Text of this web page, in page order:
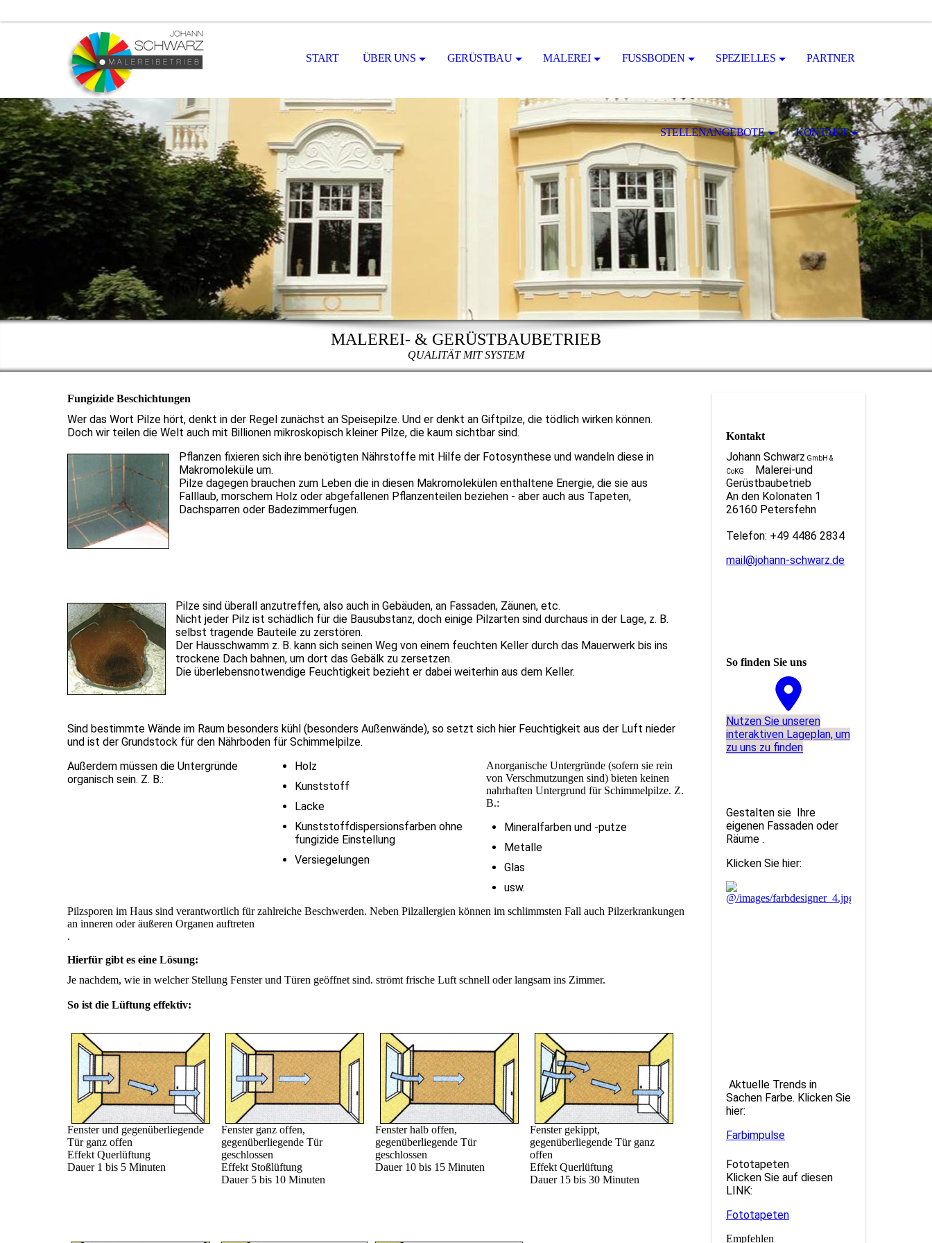
START ÜBER UNS GERÜSTBAU MALEREI FUSSBODEN SPEZIELLES PARTNER
STELLENANGEBOTE KONTAKT
MALEREI- & GERÜSTBAUBETRIEB
QUALITÄT MIT SYSTEM
Fungizide Beschichtungen
Wer das Wort Pilze hört, denkt in der Regel zunächst an Speisepilze. Und er denkt an Giftpilze, die tödlich wirken können.
Doch wir teilen die Welt auch mit Billionen mikroskopisch kleiner Pilze, die kaum sichtbar sind.
Pflanzen fixieren sich ihre benötigten Nährstoffe mit Hilfe der Fotosynthese und wandeln diese in
Makromoleküle um.
Pilze dagegen brauchen zum Leben die in diesen Makromolekülen enthaltene Energie, die sie aus
Falllaub, morschem Holz oder abgefallenen Pflanzenteilen beziehen - aber auch aus Tapeten,
Dachsparren oder Badezimmerfugen.
Pilze sind überall anzutreffen, also auch in Gebäuden, an Fassaden, Zäunen, etc.
Nicht jeder Pilz ist schädlich für die Bausubstanz, doch einige Pilzarten sind durchaus in der Lage, z. B.
selbst tragende Bauteile zu zerstören.
Der Hausschwamm z. B. kann sich seinen Weg von einem feuchten Keller durch das Mauerwerk bis ins
trockene Dach bahnen, um dort das Gebälk zu zersetzen.
Die überlebensnotwendige Feuchtigkeit bezieht er dabei weiterhin aus dem Keller.
Sind bestimmte Wände im Raum besonders kühl (besonders Außenwände), so setzt sich hier Feuchtigkeit aus der Luft nieder
und ist der Grundstock für den Nährboden für Schimmelpilze.
Außerdem müssen die Untergründe
organisch sein. Z. B.:
Holz
Kunststoff
Lacke
Kunststoffdispersionsfarben ohne
fungizide Einstellung
Versiegelungen
Anorganische Untergründe (sofern sie rein
von Verschmutzungen sind) bieten keinen
nahrhaften Untergrund für Schimmelpilze. Z.
B.:
Mineralfarben und -putze
Metalle
Glas
usw.
Pilzsporen im Haus sind verantwortlich für zahlreiche Beschwerden. Neben Pilzallergien können im schlimmsten Fall auch Pilzerkrankungen
an inneren oder äußeren Organen auftreten
.
Hierfür gibt es eine Lösung:
Je nachdem, wie in welcher Stellung Fenster und Türen geöffnet sind. strömt frische Luft schnell oder langsam ins Zimmer.
So ist die Lüftung effektiv:
Fenster und gegenüberliegende
Tür ganz offen
Effekt Querlüftung
Dauer 1 bis 5 Minuten
Fenster ganz offen,
gegenüberliegende Tür
geschlossen
Effekt Stoßlüftung
Dauer 5 bis 10 Minuten
Fenster halb offen,
gegenüberliegende Tür
geschlossen
Dauer 10 bis 15 Minuten
Fenster gekippt,
gegenüberliegende Tür ganz
offen
Effekt Querlüftung
Dauer 15 bis 30 Minuten
Kontakt
Johann Schwarz GmbH &
CoKG
Malerei-und
Gerüstbaubetrieb
An den Kolonaten 1
26160 Petersfehn
Telefon: +49 4486 2834
mail@johann-schwarz.de
So finden Sie uns
Nutzen Sie unseren
interaktiven La­ge­plan, um
zu uns zu finden
Gestalten sie Ihre
eigenen Fassaden oder
Räume .
Klicken Sie hier:
Aktuelle Trends in
Sachen Farbe. Klicken Sie
hier:
Farbimpulse
Fototapeten
Klicken Sie auf diesen
LINK:
Fototapeten
Empfehlen